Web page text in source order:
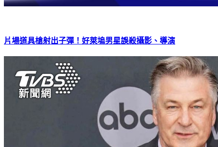
片場道具槍射出子彈！好萊塢男星誤殺攝影、導演